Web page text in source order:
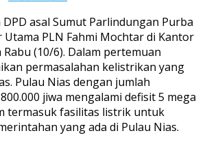
DPD
â€“
RI
Parlindungan
Purba,
SH,
MM
Berkunjung
asal Sumut Parlindungan Purba
PLN Fahmi Mochtar di Kantor
Rabu (10/6). Dalam pertemuan
permasalahan kelistrikan yang
Pulau Nias dengan jumlah
jiwa mengalami defisit 5 mega
termasuk fasilitas listrik untuk
yang ada di Pulau Nias.